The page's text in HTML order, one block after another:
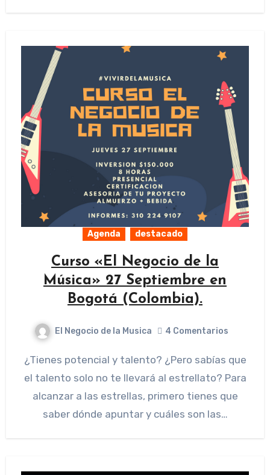
Agenda destacado
Curso «El Negocio de la
Música» 27 Septiembre en
Bogotá (Colombia).
El Negocio de la Musica 4 Comentarios
¿Tienes potencial y talento? ¿Pero sabías que
el talento solo no te llevará al estrellato? Para
alcanzar a las estrellas, primero tienes que
saber dónde apuntar y cuáles son las…